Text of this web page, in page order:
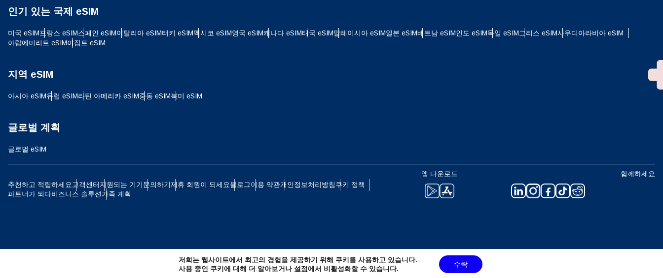
인기 있는 국제 eSIM
미국 eSIM프랑스 eSIM스페인 eSIM이탈리아 eSIM터키 eSIM멕시코 eSIM영국 eSIM캐나다 eSIM태국 eSIM말레이시아 eSIM일본 eSIM베트남 eSIM인도 eSIM독일 eSIM그리스 eSIM사우디아라비아 eSIM
아랍에미리트 eSIM이집트 eSIM
지역 eSIM
아시아 eSIM유럽 ​​eSIM라틴 아메리카 eSIM중동 eSIM북미 eSIM
글로벌 계획
글로벌 eSIM
추천하고 적립하세요고객센터지원되는 기기문의하기제휴 회원이 되세요블로그이용 약관개인정보처리방침쿠키 정책
파트너가 되다비즈니스 솔루션가족 계획
앱 다운로드 함께하세요
CHF - 스위스 프랑 NZD - 뉴질랜드 달러
저희는 웹사이트에서 최고의 경험을 제공하기 위해 쿠키를 사용하고 있습니다.
사용 중인 쿠키에 대해 더 알아보거나설정에서 비활성화할 수 있습니다.
수락